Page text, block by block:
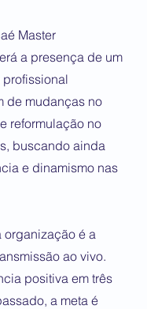
Master
a presença de um
de mudanças no
reformulação no
buscando ainda
e dinamismo nas
organização é a
ao vivo.
positiva em três
a meta é